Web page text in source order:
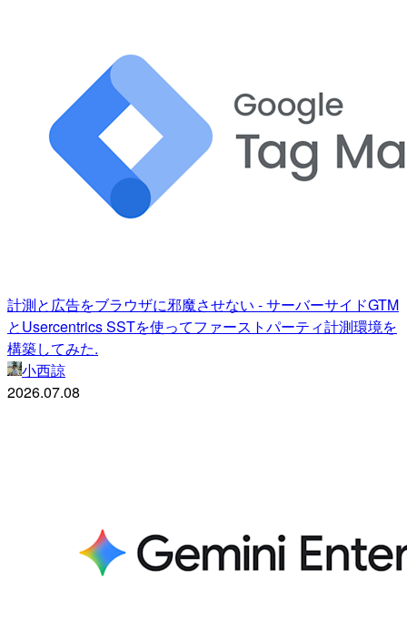
計測と広告をブラウザに邪魔させない - サーバーサイドGTM
とUsercentrics SSTを使ってファーストパーティ計測環境を
構築してみた.
小西諒
2026.07.08